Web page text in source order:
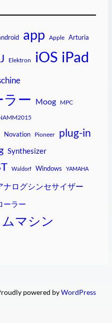
app Apple Arturia
Elektron iOS iPad
ー Moog MPC
Novation Pioneer plug-in
Synthesizer
Waldorf Windows YAMAHA
ナログシンセサイザー
ーラー
ムマシン
powered byWordPress